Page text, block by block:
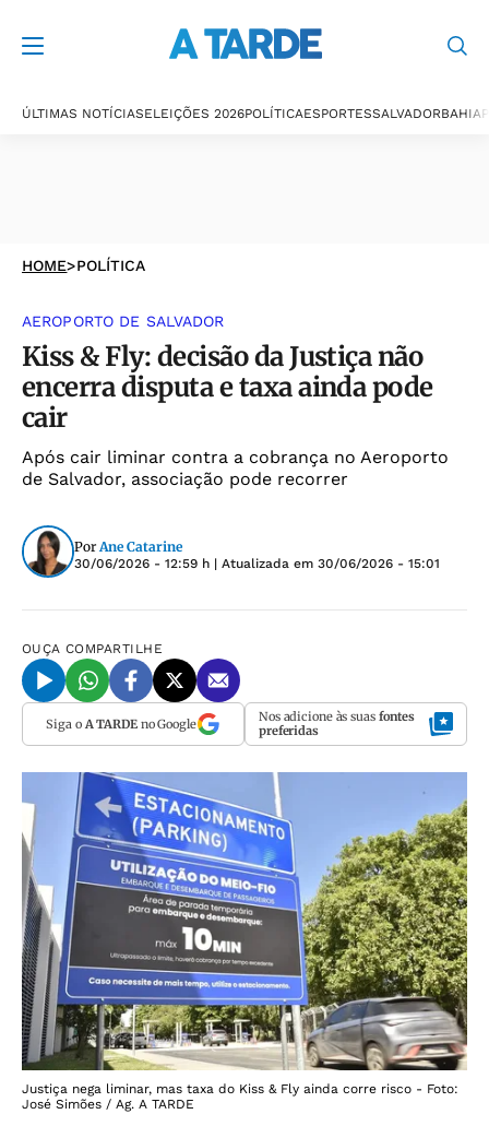
ÚLTIMAS NOTÍCIASELEIÇÕES 2026POLÍTICAESPORTESSALVADORBAHIA
HOME>POLÍTICA
AEROPORTO DE SALVADOR
Kiss & Fly: decisão da Justiça não
encerra disputa e taxa ainda pode
cair
Após cair liminar contra a cobrança no Aeroporto
de Salvador, associação pode recorrer
Por Ane Catarine
30/06/2026 - 12:59 h | Atualizada em 30/06/2026 - 15:01
OUÇA COMPARTILHE
Siga o A TARDEno Google Nos adicione às suas fontes
preferidas
Justiça nega liminar, mas taxa do Kiss & Fly ainda corre risco - Foto:
José Simões / Ag. A TARDE